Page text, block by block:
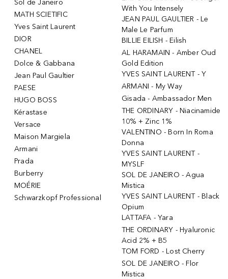
Sol de Janeiro
MATH SCIETIFIC
Yves Saint Laurent
DIOR
CHANEL
Dolce & Gabbana
Jean Paul Gaultier
PAESE
HUGO BOSS
Kérastase
Versace
Maison Margiela
Armani
Prada
Burberry
MOÉRIE
Schwarzkopf Professional
With You Intensely
JEAN PAUL GAULTIER - Le
Male Le Parfum
BILLIE EILISH - Eilish
AL HARAMAIN - Amber Oud
Gold Edition
YVES SAINT LAURENT - Y
ARMANI - My Way
Gisada - Ambassador Men
THE ORDINARY - Niacinamide
10% + Zinc 1%
VALENTINO - Born In Roma
Donna
YVES SAINT LAURENT -
MYSLF
SOL DE JANEIRO - Agua
Mistica
YVES SAINT LAURENT - Black
Opium
LATTAFA - Yara
THE ORDINARY - Hyaluronic
Acid 2% + B5
TOM FORD - Lost Cherry
SOL DE JANEIRO - Flor
Mistica